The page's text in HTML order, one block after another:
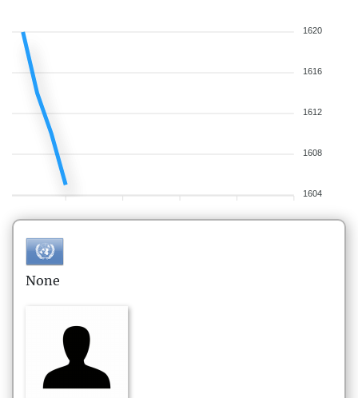
1620
1616
1612
1608
1604
None